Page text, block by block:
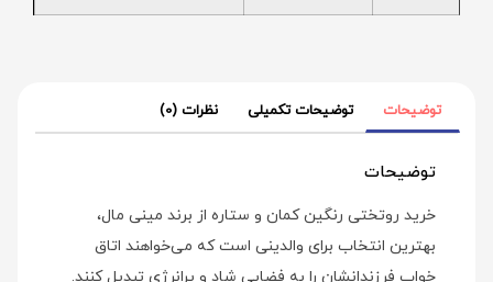
توضیحات توضیحات تکمیلی نظرات (0)
توضیحات
خرید روتختی رنگین کمان و ستاره از برند مینی‌ مال،
بهترین انتخاب برای والدینی است که می‌خواهند اتاق
خواب فرزندانشان را به فضایی شاد و پرانرژی تبدیل کنند.